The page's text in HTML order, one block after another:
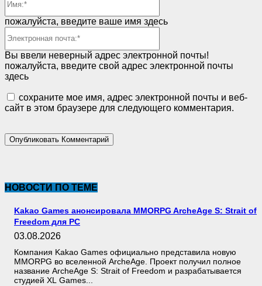
пожалуйста, введите ваше имя здесь
Вы ввели неверный адрес электронной почты!
пожалуйста, введите свой адрес электронной почты
здесь
сохраните мое имя, адрес электронной почты и веб-
сайт в этом браузере для следующего комментария.
НОВОСТИ ПО ТЕМЕ
Kakao Games анонсировала MMORPG ArcheAge S: Strait of
Freedom для PC
03.08.2026
Компания Kakao Games официально представила новую
MMORPG во вселенной ArcheAge. Проект получил полное
название ArcheAge S: Strait of Freedom и разрабатывается
студией XL Games...